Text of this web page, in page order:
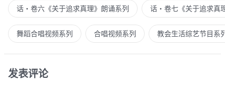
话・卷六《关于追求真理》朗诵系列 话・卷七《关于追求真
舞蹈合唱视频系列 合唱视频系列 教会生活综艺节目系
发表评论